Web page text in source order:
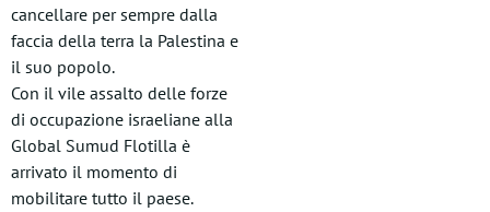
cancellare per sempre dalla
faccia della terra la Palestina e
il suo popolo.
Con il vile assalto delle forze
di occupazione israeliane alla
Global Sumud Flotilla è
arrivato il momento di
mobilitare tutto il paese.